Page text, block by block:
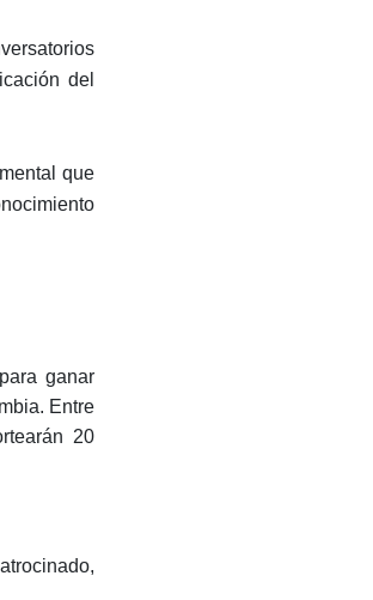
del
que
ganar
Entre
20